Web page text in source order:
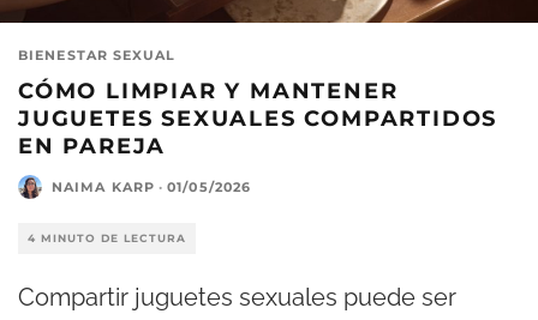
BIENESTAR SEXUAL
CÓMO LIMPIAR Y MANTENER
JUGUETES SEXUALES COMPARTIDOS
EN PAREJA
NAIMA KARP · 01/05/2026
4 MINUTO DE LECTURA
Compartir juguetes sexuales puede ser